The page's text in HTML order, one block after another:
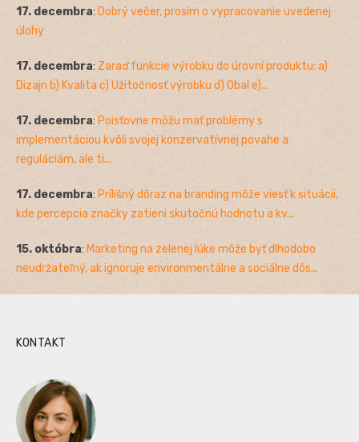
17. decembra: Dobrý večer, prosím o vypracovanie uvedenej
úlohy
17. decembra: Zaraď funkcie výrobku do úrovní produktu: a)
Dizajn b) Kvalita c) Užitočnosť výrobku d) Obal e)...
17. decembra: Poisťovne môžu mať problémy s
implementáciou kvôli svojej konzervatívnej povahe a
reguláciám, ale ti...
17. decembra: Prílišný dôraz na branding môže viesť k situácii,
kde percepcia značky zatieni skutočnú hodnotu a kv...
15. októbra: Marketing na zelenej lúke môže byť dlhodobo
neudržateľný, ak ignoruje environmentálne a sociálne dôs...
KONTAKT